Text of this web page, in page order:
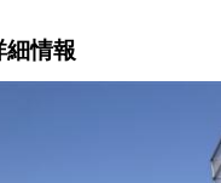
細情報